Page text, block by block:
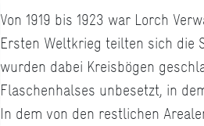
Von 1919 bis 1923 war Lorch
Ersten Weltkrieg teilten sich die
wurden dabei Kreisbögen
Flaschenhalses unbesetzt, in
In dem von den restlichen